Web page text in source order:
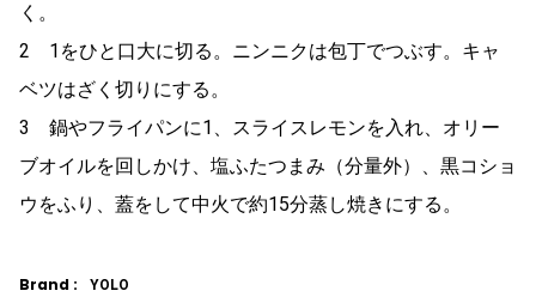
く。
2 1をひと口大に切る。ニンニクは包丁でつぶす。キャ
ベツはざく切りにする。
3 鍋やフライパンに1、スライスレモンを入れ、オリー
ブオイルを回しかけ、塩ふたつまみ（分量外）、黒コショ
ウをふり、蓋をして中火で約15分蒸し焼きにする。
Brand : YOLO